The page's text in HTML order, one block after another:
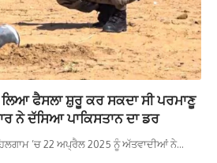
ਫੈਸਲਾ ਸ਼ੁਰੂ ਕਰ ਸਕਦਾ ਸੀ ਪਰਮਾਣੂ
ਨੇ ਦੱਸਿਆ ਪਾਕਿਸਤਾਨ ਦਾ ਡਰ
’ਚ 22 ਅਪ੍ਰੈਲ 2025 ਨੂੰ ਅੱਤਵਾਦੀਆਂ ਨੇ…